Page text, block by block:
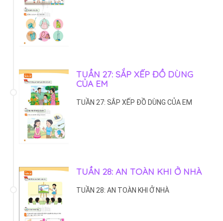
TUẦN 27: SẮP XẾP ĐỒ DÙNG
CỦA EM
TUẦN 27: SẮP XẾP ĐỒ DÙNG CỦA EM
TUẦN 28: AN TOÀN KHI Ở NHÀ
TUẦN 28: AN TOÀN KHI Ở NHÀ